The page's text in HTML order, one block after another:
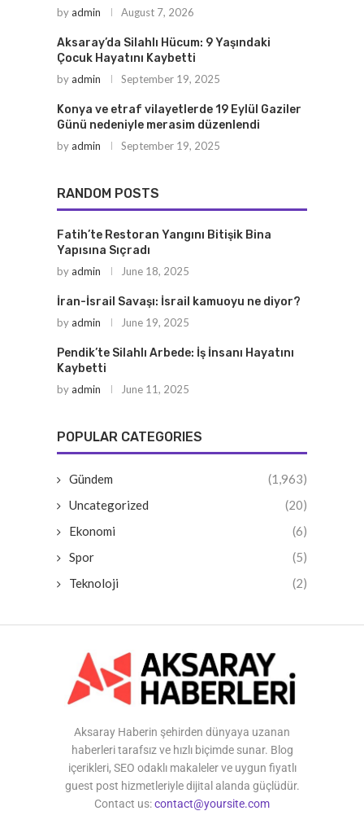
byadmin August 7, 2026
Aksaray’da Silahlı Hücum: 9 Yaşındaki
Çocuk Hayatını Kaybetti
byadmin September 19, 2025
Konya ve etraf vilayetlerde 19 Eylül Gaziler
Günü nedeniyle merasim düzenlendi
byadmin September 19, 2025
RANDOM POSTS
Fatih’te Restoran Yangını Bitişik Bina
Yapısına Sıçradı
byadmin June 18, 2025
İran-İsrail Savaşı: İsrail kamuoyu ne diyor?
byadmin June 19, 2025
Pendik’te Silahlı Arbede: İş İnsanı Hayatını
Kaybetti
byadmin June 11, 2025
POPULAR CATEGORIES
Gündem
(1,963)
Uncategorized
(20)
Ekonomi
(6)
Spor
(5)
Teknoloji
(2)
Aksaray Haberin şehirden dünyaya uzanan
haberleri tarafsız ve hızlı biçimde sunar. Blog
içerikleri, SEO odaklı makaleler ve uygun fiyatlı
guest post hizmetleriyle dijital alanda güçlüdür.
Contact us:contact@yoursite.com